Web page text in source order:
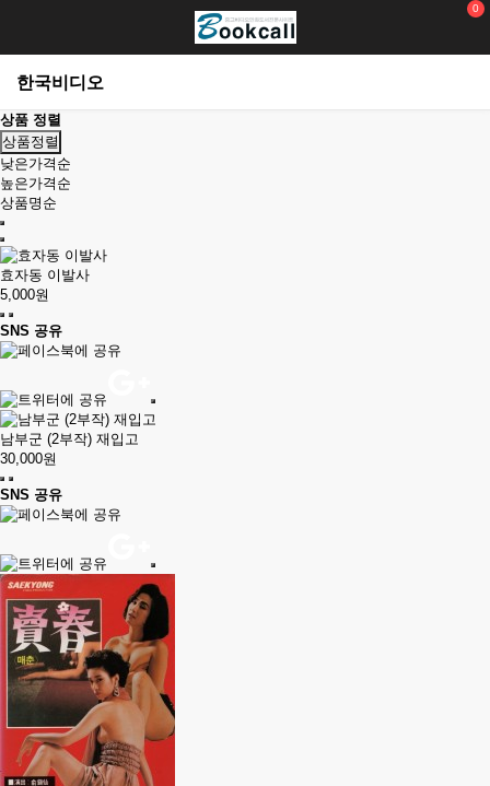
0
한국비디오
상품 정렬
상품정렬
낮은가격순
높은가격순
상품명순
효자동 이발사
5,000원
SNS 공유
남부군 (2부작) 재입고
30,000원
SNS 공유